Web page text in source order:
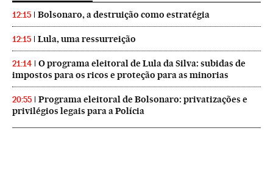
12:15 Bolsonaro, a destruição como estratégia
12:15 Lula, uma ressurreição
21:14
O programa eleitoral de Lula da Silva: subidas de
impostos para os ricos e proteção para as minorias
20:55
Programa eleitoral de Bolsonaro: privatizações e
privilégios legais para a Polícia